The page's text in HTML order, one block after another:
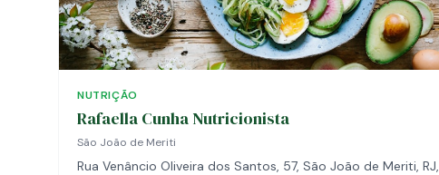
NUTRIÇÃO
Rafaella Cunha Nutricionista
São João de Meriti
Rua Venâncio Oliveira dos Santos, 57, São João de Meriti, RJ,